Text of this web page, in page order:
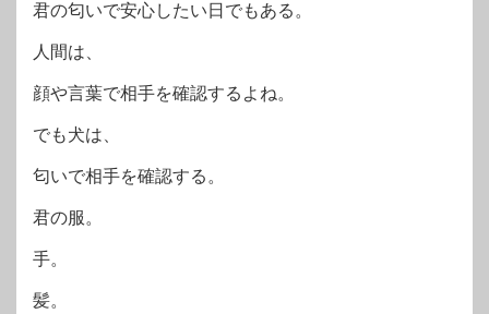
君の匂いで安心したい日でもある。
人間は、
顔や言葉で相手を確認するよね。
でも犬は、
匂いで相手を確認する。
君の服。
手。
髪。